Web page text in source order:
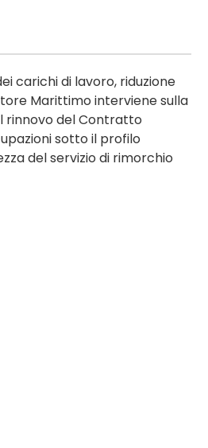
carichi di lavoro, riduzione
Marittimo interviene sulla
rinnovo del Contratto
sotto il profilo
del servizio di rimorchio